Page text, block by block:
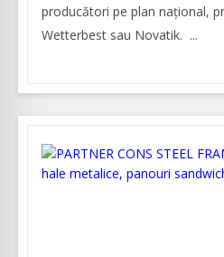
producători pe plan național,
Wetterbest sau Novatik. ...